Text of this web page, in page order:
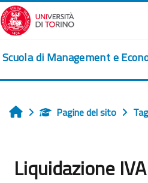
Vai al contenuto principale
Scuola di Management e
HomePagine del sito Tag
Liquidazione IVA